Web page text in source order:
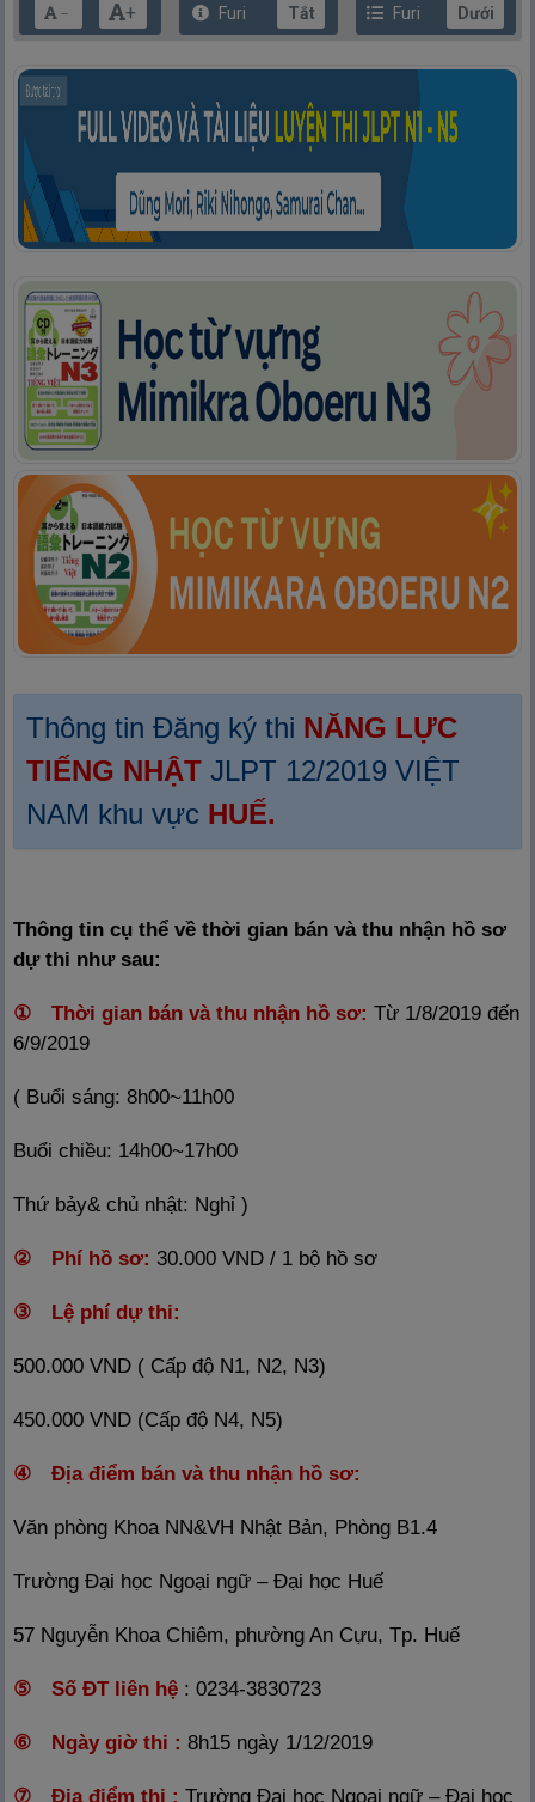
－ + Furi Tắt Furi Dưới
Thông tin Đăng ký thi NĂNG LỰC
TIẾNG NHẬT JLPT 12/2019 VIỆT
NAM khu vực HUẾ.
Thông tin cụ thể về thời gian bán và thu nhận hồ sơ
dự thi như sau:
① Thời gian bán và thu nhận hồ sơ: Từ 1/8/2019 đến
6/9/2019
( Buổi sáng: 8h00~11h00
Buổi chiều: 14h00~17h00
Thứ bảy& chủ nhật: Nghỉ )
② Phí hồ sơ: 30.000 VND / 1 bộ hồ sơ
③ Lệ phí dự thi:
500.000 VND ( Cấp độ N1, N2, N3)
450.000 VND (Cấp độ N4, N5)
④ Địa điểm bán và thu nhận hồ sơ:
Văn phòng Khoa NN&VH Nhật Bản, Phòng B1.4
Trường Đại học Ngoại ngữ – Đại học Huế
57 Nguyễn Khoa Chiêm, phường An Cựu, Tp. Huế
⑤ Số ĐT liên hệ : 0234-3830723
⑥ Ngày giờ thi : 8h15 ngày 1/12/2019
⑦ Địa điểm thi : Trường Đại học Ngoại ngữ – Đại học